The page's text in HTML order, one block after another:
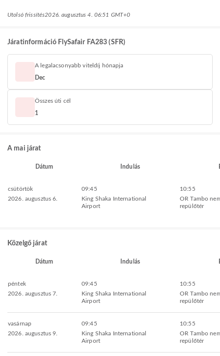
Utolsó frissítés2026. augusztus 4. 06:51 GMT+0
Járatinformáció FlySafair FA283 (SFR)
A legalacsonyabb viteldíj hónapja
Dec
Összes úti cél
1
A mai járat
Dátum Indulás
csütörtök
2026. augusztus 6.
09:45
King Shaka International
Airport
10:55
OR Tambo
repülőtér
Közelgő járat
Dátum Indulás
péntek
2026. augusztus 7.
09:45
King Shaka International
Airport
10:55
OR Tambo
repülőtér
vasárnap
2026. augusztus 9.
09:45
King Shaka International
Airport
10:55
OR Tambo
repülőtér